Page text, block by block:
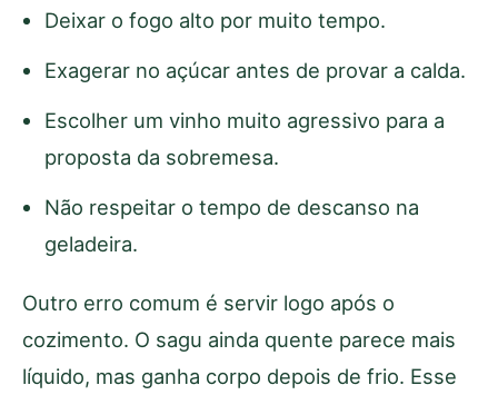
Deixar o fogo alto por muito tempo.
Exagerar no açúcar antes de provar a calda.
Escolher um vinho muito agressivo para a
proposta da sobremesa.
Não respeitar o tempo de descanso na
geladeira.
Outro erro comum é servir logo após o
cozimento. O sagu ainda quente parece mais
líquido, mas ganha corpo depois de frio. Esse